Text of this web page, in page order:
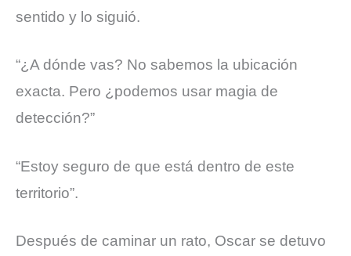
sentido y lo siguió.
“¿A dónde vas? No sabemos la ubicación
exacta. Pero ¿podemos usar magia de
detección?”
“Estoy seguro de que está dentro de este
territorio”.
Después de caminar un rato, Oscar se detuvo